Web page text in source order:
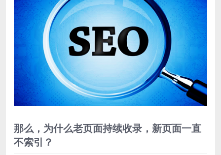
那么，为什么老页面持续收录，新页面一直
不索引？